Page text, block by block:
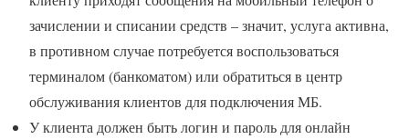
зачислении и списании средств – значит, услуга активна,
в противном случае потребуется воспользоваться
терминалом (банкоматом) или обратиться в центр
обслуживания клиентов для подключения МБ.
У клиента должен быть логин и пароль для онлайн